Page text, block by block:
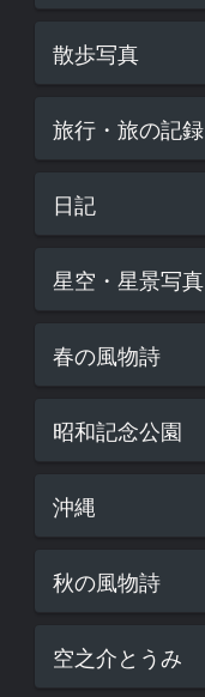
散歩写真
旅行・旅の記録
日記
星空・星景写真
春の風物詩
昭和記念公園
沖縄
秋の風物詩
空之介とうみ